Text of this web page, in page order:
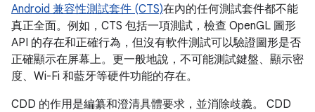
Android 兼容性測試套件 (CTS)在內的任何測試套件都不能
真正全面。例如，CTS 包括一項測試，檢查 OpenGL 圖形
API 的存在和正確行為，但沒有軟件測試可以驗證圖形是否
正確顯示在屏幕上。更一般地說，不可能測試鍵盤、顯示密
度、Wi-Fi 和藍牙等硬件功能的存在。
CDD 的作用是編纂和澄清具體要求，並消除歧義。 CDD